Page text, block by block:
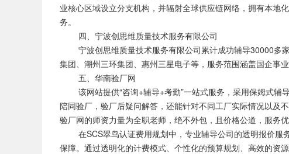
业核心区域设立分支机构，并辐射全球供应链网络，拥有本地
务。
四、宁波创思维质量技术服务有限公司
宁波创思维质量技术服务有限公司累计成功辅导30000多
集团、潮州三环集团、惠州三星电子等，服务范围涵盖国企事
五、华南验厂网
该网站提供“咨询+辅导+考勤”一站式服务，采用保姆式辅
陪同验厂，验厂后疑问解答，还能针对不同工厂实际情况以及
验厂网的师资力量为全职老师，绝不外包，且价格公道，服务
在SCS翠鸟认证费用规划中，专业辅导公司的透明报价服
保障。通过透明化的计费模式、个性化的预算规划、高效的资